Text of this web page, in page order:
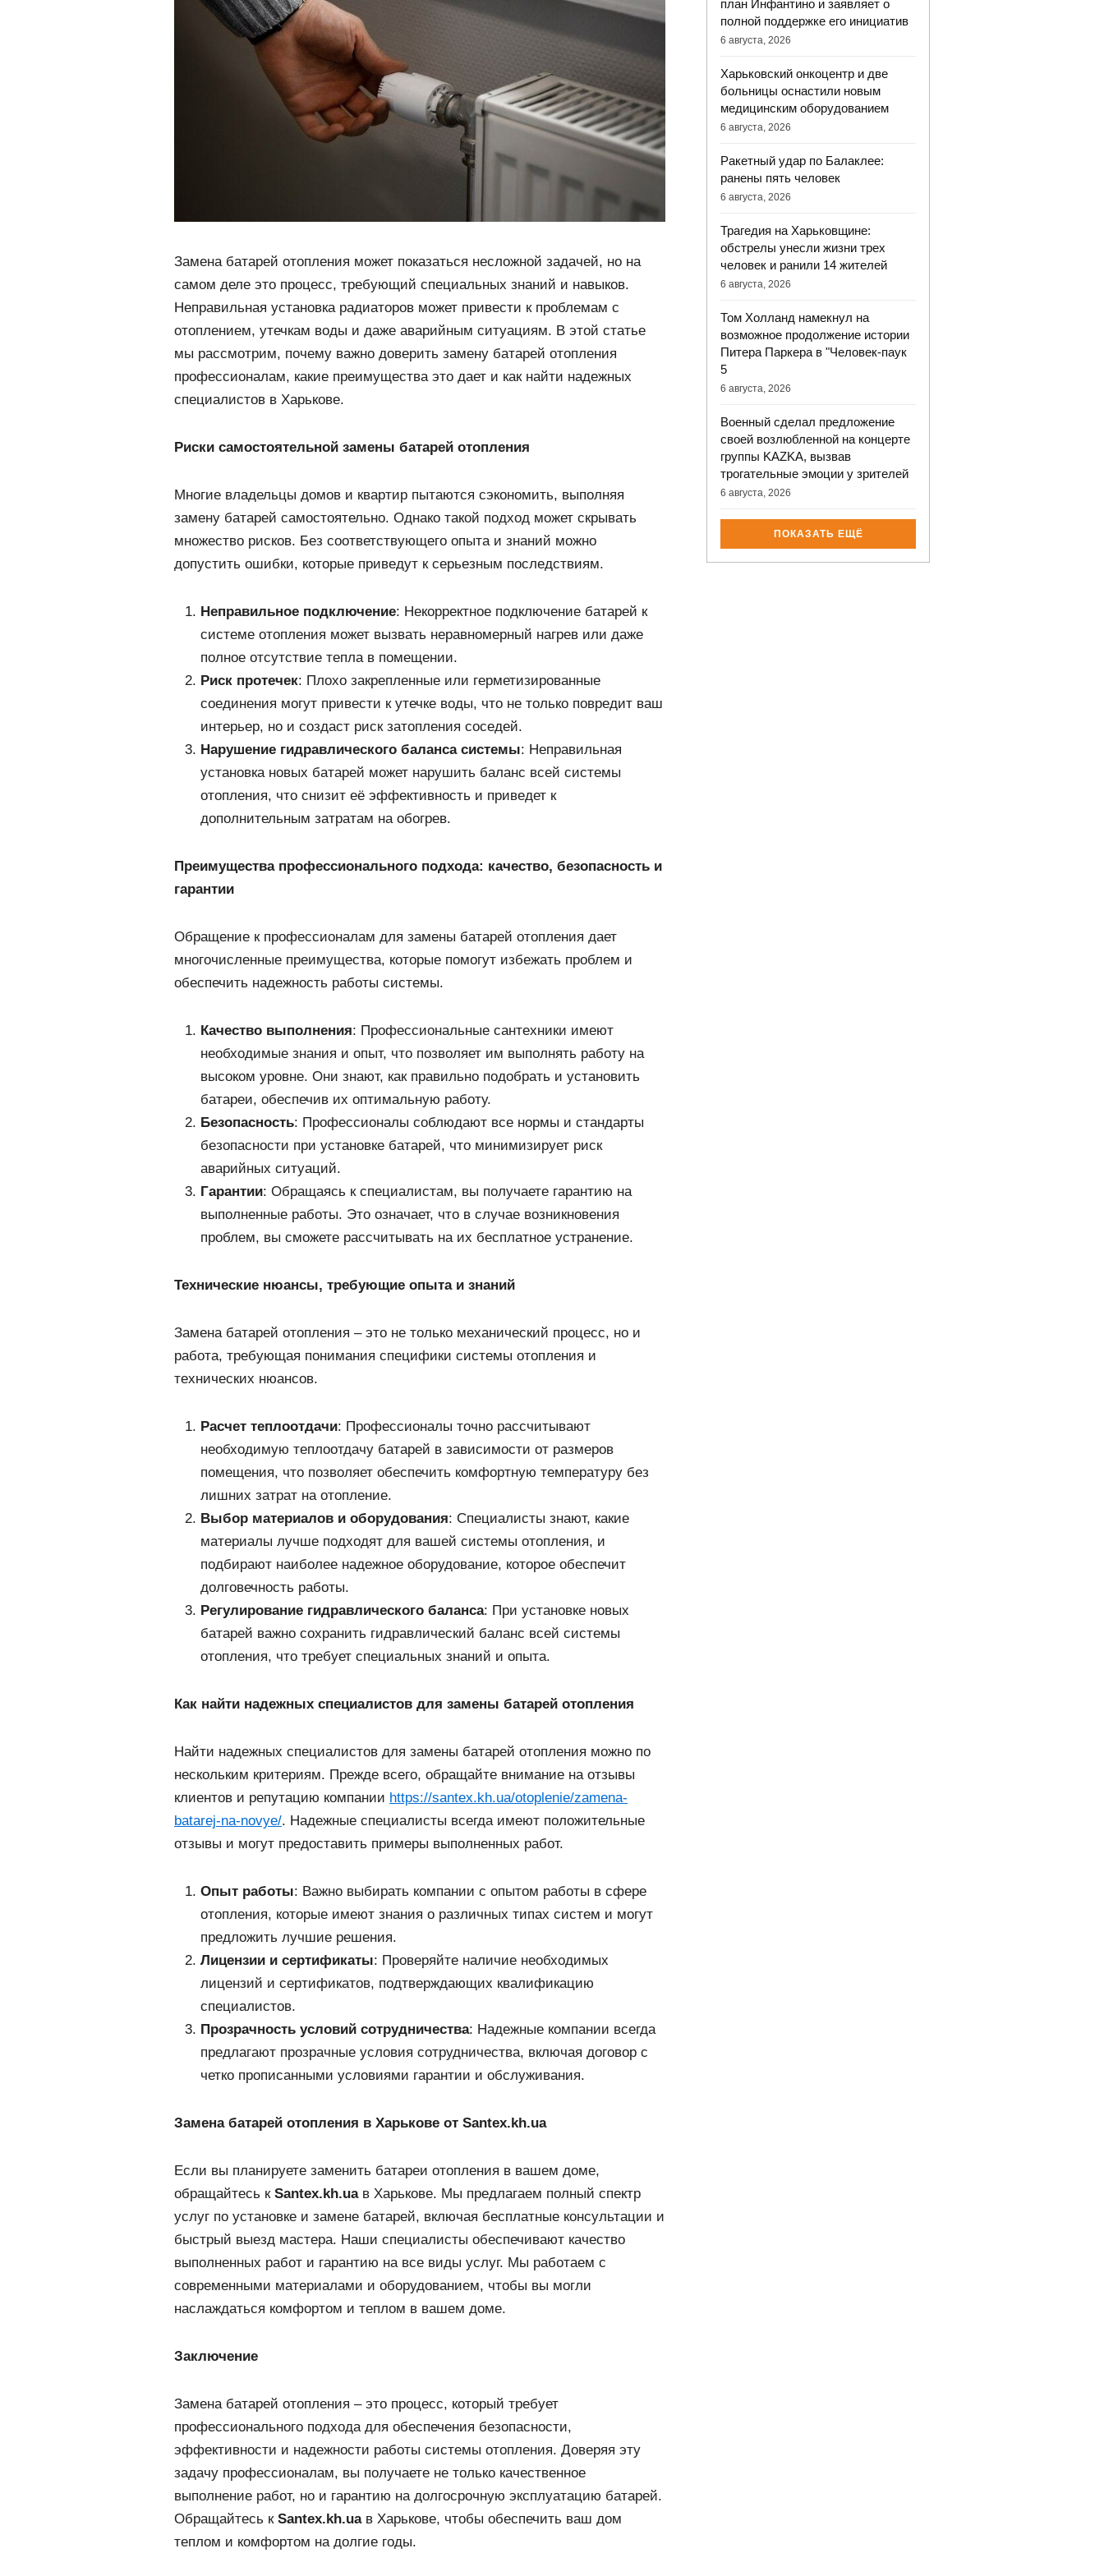
Замена батарей отопления может показаться несложной задачей, но на
самом деле это процесс, требующий специальных знаний и навыков.
Неправильная установка радиаторов может привести к проблемам с
отоплением, утечкам воды и даже аварийным ситуациям. В этой статье
мы рассмотрим, почему важно доверить замену батарей отопления
профессионалам, какие преимущества это дает и как найти надежных
специалистов в Харькове.
Риски самостоятельной замены батарей отопления
Многие владельцы домов и квартир пытаются сэкономить, выполняя
замену батарей самостоятельно. Однако такой подход может скрывать
множество рисков. Без соответствующего опыта и знаний можно
допустить ошибки, которые приведут к серьезным последствиям.
Неправильное подключение: Некорректное подключение батарей к
системе отопления может вызвать неравномерный нагрев или даже
полное отсутствие тепла в помещении.
Риск протечек: Плохо закрепленные или герметизированные
соединения могут привести к утечке воды, что не только повредит ваш
интерьер, но и создаст риск затопления соседей.
Нарушение гидравлического баланса системы: Неправильная
установка новых батарей может нарушить баланс всей системы
отопления, что снизит её эффективность и приведет к
дополнительным затратам на обогрев.
Преимущества профессионального подхода: качество, безопасность и
гарантии
Обращение к профессионалам для замены батарей отопления дает
многочисленные преимущества, которые помогут избежать проблем и
обеспечить надежность работы системы.
Качество выполнения: Профессиональные сантехники имеют
необходимые знания и опыт, что позволяет им выполнять работу на
высоком уровне. Они знают, как правильно подобрать и установить
батареи, обеспечив их оптимальную работу.
Безопасность: Профессионалы соблюдают все нормы и стандарты
безопасности при установке батарей, что минимизирует риск
аварийных ситуаций.
Гарантии: Обращаясь к специалистам, вы получаете гарантию на
выполненные работы. Это означает, что в случае возникновения
проблем, вы сможете рассчитывать на их бесплатное устранение.
Технические нюансы, требующие опыта и знаний
Замена батарей отопления – это не только механический процесс, но и
работа, требующая понимания специфики системы отопления и
технических нюансов.
Расчет теплоотдачи: Профессионалы точно рассчитывают
необходимую теплоотдачу батарей в зависимости от размеров
помещения, что позволяет обеспечить комфортную температуру без
лишних затрат на отопление.
Выбор материалов и оборудования: Специалисты знают, какие
материалы лучше подходят для вашей системы отопления, и
подбирают наиболее надежное оборудование, которое обеспечит
долговечность работы.
Регулирование гидравлического баланса: При установке новых
батарей важно сохранить гидравлический баланс всей системы
отопления, что требует специальных знаний и опыта.
Как найти надежных специалистов для замены батарей отопления
Найти надежных специалистов для замены батарей отопления можно по
нескольким критериям. Прежде всего, обращайте внимание на отзывы
клиентов и репутацию компании https://santex.kh.ua/otoplenie/zamena-
batarej-na-novye/. Надежные специалисты всегда имеют положительные
отзывы и могут предоставить примеры выполненных работ.
Опыт работы: Важно выбирать компании с опытом работы в сфере
отопления, которые имеют знания о различных типах систем и могут
предложить лучшие решения.
Лицензии и сертификаты: Проверяйте наличие необходимых
лицензий и сертификатов, подтверждающих квалификацию
специалистов.
Прозрачность условий сотрудничества: Надежные компании всегда
предлагают прозрачные условия сотрудничества, включая договор с
четко прописанными условиями гарантии и обслуживания.
Замена батарей отопления в Харькове от Santex.kh.ua
Если вы планируете заменить батареи отопления в вашем доме,
обращайтесь к Santex.kh.uaв Харькове. Мы предлагаем полный спектр
услуг по установке и замене батарей, включая бесплатные консультации и
быстрый выезд мастера. Наши специалисты обеспечивают качество
выполненных работ и гарантию на все виды услуг. Мы работаем с
современными материалами и оборудованием, чтобы вы могли
наслаждаться комфортом и теплом в вашем доме.
Заключение
Замена батарей отопления – это процесс, который требует
профессионального подхода для обеспечения безопасности,
эффективности и надежности работы системы отопления. Доверяя эту
задачу профессионалам, вы получаете не только качественное
выполнение работ, но и гарантию на долгосрочную эксплуатацию батарей.
Обращайтесь к Santex.kh.uaв Харькове, чтобы обеспечить ваш дом
теплом и комфортом на долгие годы.
план Инфантино и заявляет о
полной поддержке его инициатив
6 августа, 2026
Харьковский онкоцентр и две
больницы оснастили новым
медицинским оборудованием
6 августа, 2026
Ракетный удар по Балаклее:
ранены пять человек
6 августа, 2026
Трагедия на Харьковщине:
обстрелы унесли жизни трех
человек и ранили 14 жителей
6 августа, 2026
Том Холланд намекнул на
возможное продолжение истории
Питера Паркера в "Человек-паук
5
6 августа, 2026
Военный сделал предложение
своей возлюбленной на концерте
группы KAZKA, вызвав
трогательные эмоции у зрителей
6 августа, 2026
ПОКАЗАТЬ ЕЩЁ